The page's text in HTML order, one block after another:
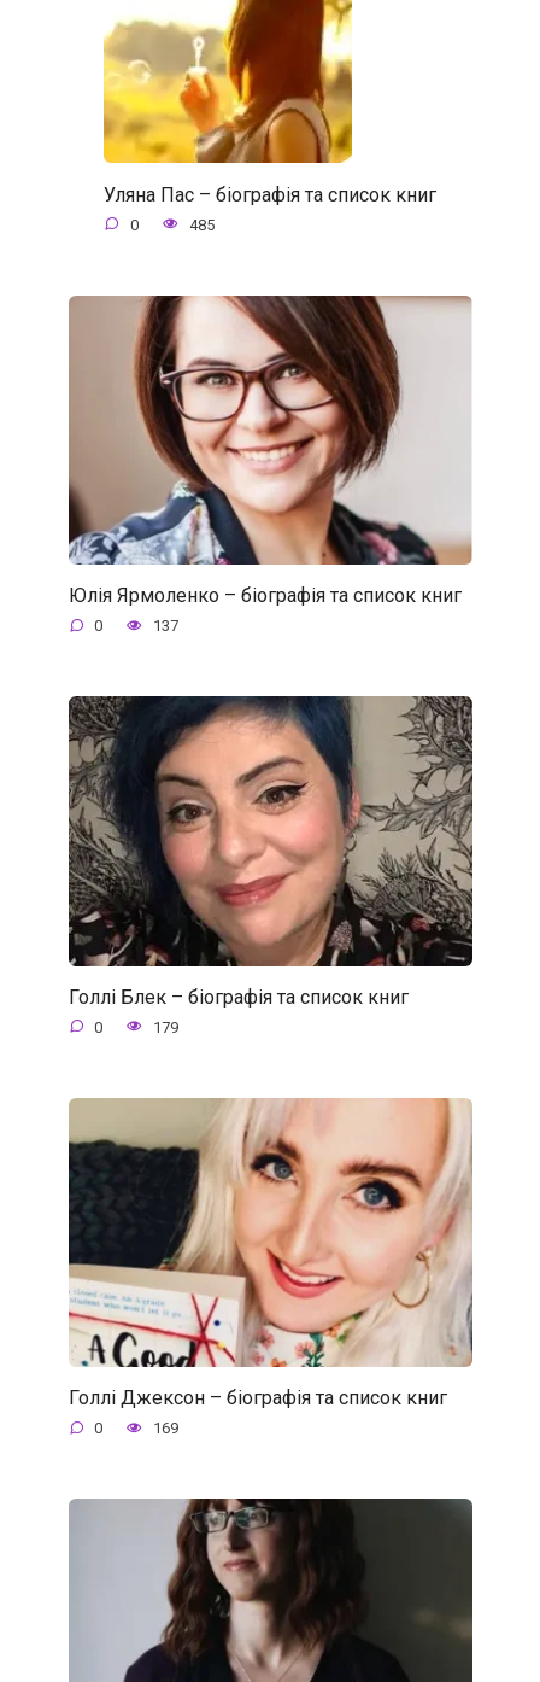
Уляна Пас – біографія та список книг
0 485
Юлія Ярмоленко – біографія та список книг
0 137
Голлі Блек – біографія та список книг
0 179
Голлі Джексон – біографія та список книг
0 169